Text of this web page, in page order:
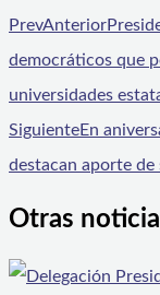
PrevAnterior
democráticos que
universidades
SiguienteEn
destacan aporte de
Otras